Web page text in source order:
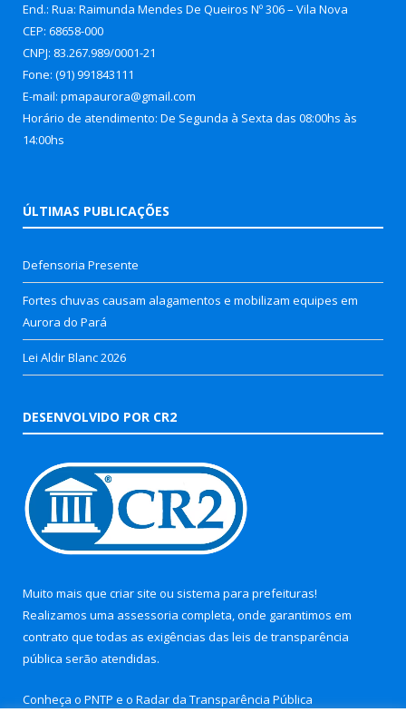
End.: Rua: Raimunda Mendes De Queiros Nº 306 – Vila Nova
CEP: 68658-000
CNPJ: 83.267.989/0001-21
Fone: (91) 991843111
E-mail: pmapaurora@gmail.com
Horário de atendimento: De Segunda à Sexta das 08:00hs às
14:00hs
ÚLTIMAS PUBLICAÇÕES
Defensoria Presente
Fortes chuvas causam alagamentos e mobilizam equipes em
Aurora do Pará
Lei Aldir Blanc 2026
DESENVOLVIDO POR CR2
Muito mais que criar site ou sistema para prefeituras!
Realizamos uma assessoria completa, onde garantimos em
contrato que todas as exigências das leis de transparência
pública serão atendidas.
Conheça o PNTP e o Radar da Transparência Pública